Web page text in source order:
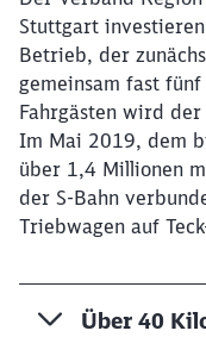
Stuttgart
Betrieb, der
gemeinsam fast
Fahrgästen wird
Im Mai 2019, dem
über 1,4 Millionen
der S-Bahn
Triebwagen auf
Über 40
Möchten
werden?